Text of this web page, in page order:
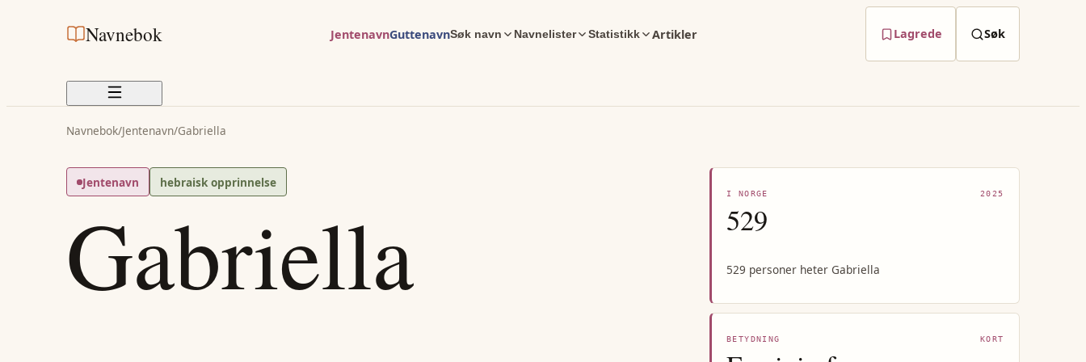
Navnebok JentenavnGuttenavnSøk navn Navnelister Statistikk Artikler Lagrede Søk
Navnebok/Jentenavn/Gabriella
Jentenavn hebraisk opprinnelse
Gabriella I NORGE 2025
529
529 personer heter Gabriella
BETYDNING KORT